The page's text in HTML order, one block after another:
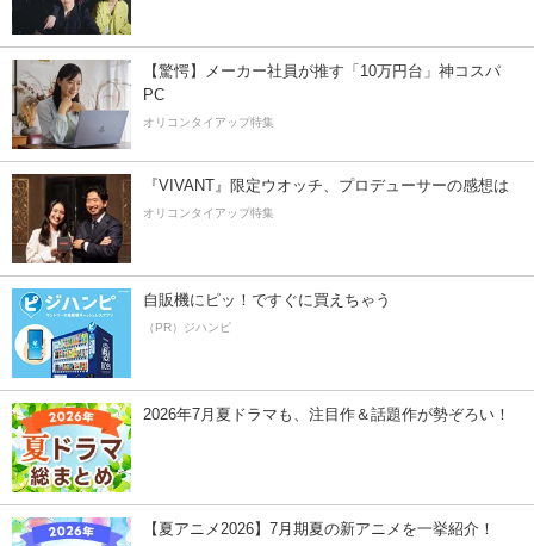
【驚愕】メーカー社員が推す「10万円台」神コスパ
PC
オリコンタイアップ特集
『VIVANT』限定ウオッチ、プロデューサーの感想は
オリコンタイアップ特集
自販機にピッ！ですぐに買えちゃう
（PR）ジハンピ
2026年7月夏ドラマも、注目作＆話題作が勢ぞろい！
【夏アニメ2026】7月期夏の新アニメを一挙紹介！